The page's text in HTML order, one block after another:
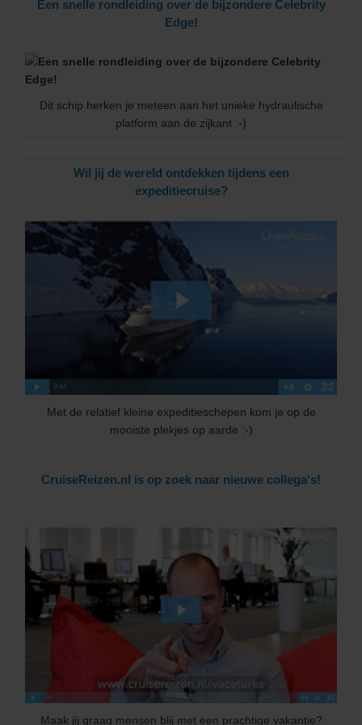
Een snelle rondleiding over de bijzondere Celebrity
Edge!
Dit schip herken je meteen aan het unieke hydraulische
platform aan de zijkant :-)
Wil jij de wereld ontdekken tijdens een
expeditiecruise?
Met de relatief kleine expeditieschepen kom je op de
mooiste plekjes op aarde :-)
CruiseReizen.nl is op zoek naar nieuwe collega's!
Maak jij graag mensen blij met een prachtige vakantie?